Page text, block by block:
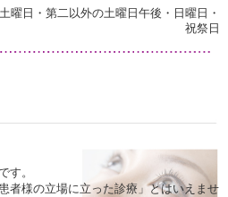
曜日・第二以外の土曜日午後・日曜日・
祝祭日
す。
者様の立場に立った診療」とはいえませ